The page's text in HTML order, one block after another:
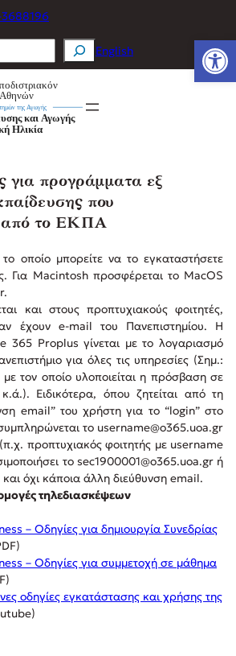
3688196
English
για προγράμματα εξ
που
από το ΕΚΠΑ
οποίο μπορείτε να το εγκαταστήσετε
Για Macintosh προσφέρεται το MacOS
και στους προπτυχιακούς φοιτητές,
έχουν e-mail του Πανεπιστημίου. Η
Proplus γίνεται με το λογαριασμό
για όλες τις υπηρεσίες (Σημ.:
με τον οποίο υλοποιείται η πρόσβαση σε
Ειδικότερα, όπου ζητείται από τη
email” του χρήστη για το “login” στο
το username@o365.uoa.gr
προπτυχιακός φοιτητής με username
το sec1900001@o365.uoa.gr ή
όχι κάποια άλλη διεύθυνση email.
τηλεδιασκέψεων
– Οδηγίες για δημιουργία Συνεδρίας
– Οδηγίες για συμμετοχή σε μάθημα
οδηγίες εγκατάστασης και χρήσης της